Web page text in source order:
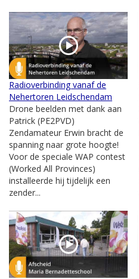
Radioverbinding vanaf de
Nehertoren Leidschendam
Drone beelden met dank aan
Patrick (PE2PVD)
Zendamateur Erwin bracht de
spanning naar grote hoogte!
Voor de speciale WAP contest
(Worked All Provinces)
installeerde hij tijdelijk een
zender...